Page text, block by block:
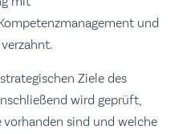
und
Ziele des
wird geprüft,
sind und welche